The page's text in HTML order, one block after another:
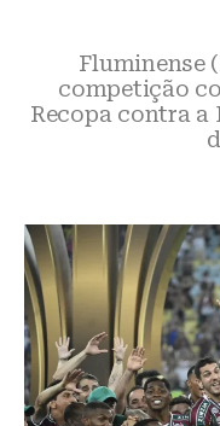
Fluminense
competição
Recopa contra a